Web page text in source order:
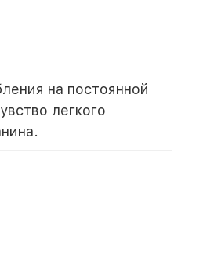
на постоянной
легкого